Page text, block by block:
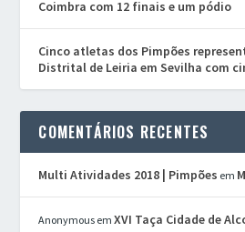
Coimbra com 12 finais e um pódio
Cinco atletas dos Pimpões
Distrital de Leiria em Sevilha com
COMENTÁRIOS RECENTES
Multi Atividades 2018 | Pimpões em
Anonymous emXVI Taça Cidade de